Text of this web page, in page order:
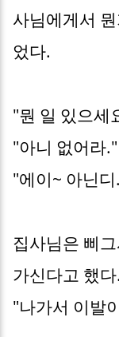
사님에게서
었다.
"뭔 일 있으세
"아니 없어라."
"에이~ 아닌
집사님은 삐
가신다고 했다.
"나가서 이발